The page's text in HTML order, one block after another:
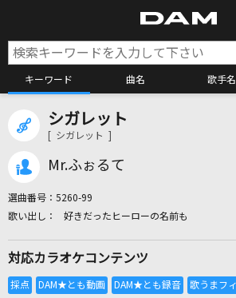
キーワード 曲名 歌手名
全国りれき
シガレット
[ シガレット ]
Mr.ふぉるて
選曲番号： 5260-99
好きだったヒーローの名前も
対応カラオケコンテンツ